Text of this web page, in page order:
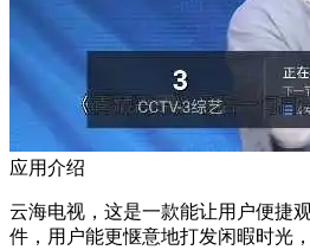
应用介绍
云海电视，这是一款能让用户便捷
件，用户能更惬意地打发闲暇时光